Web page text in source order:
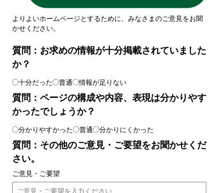
よりよいホームページとするために、みなさまのご意見をお聞
かせください。
質問：お求めの情報が十分掲載されていました
か？
十分だった 普通 情報が足りない
質問：ページの構成や内容、表現は分かりやす
かったでしょうか？
分かりやすかった 普通 分かりにくかった
質問：その他のご意見・ご要望をお聞かせくだ
さい。
ご意見・ご要望